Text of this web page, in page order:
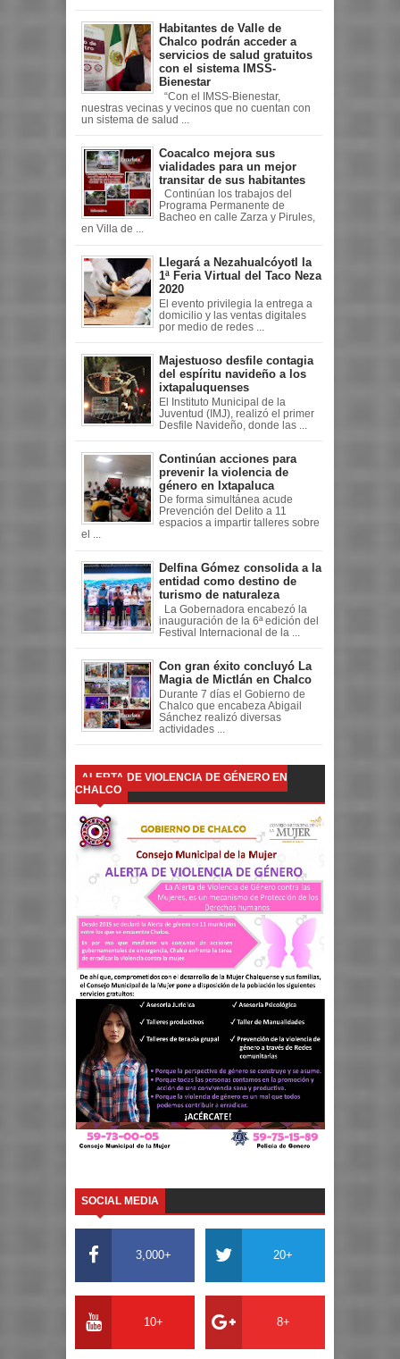
Habitantes de Valle de
Chalco podrán acceder a
servicios de salud gratuitos
con el sistema IMSS-
Bienestar
“Con el IMSS-Bienestar,
nuestras vecinas y vecinos que no cuentan con
un sistema de salud ...
Coacalco mejora sus
vialidades para un mejor
transitar de sus habitantes
Continúan los trabajos del
Programa Permanente de
Bacheo en calle Zarza y Pirules,
en Villa de ...
Llegará a Nezahualcóyotl la
1ª Feria Virtual del Taco Neza
2020
El evento privilegia la entrega a
domicilio y las ventas digitales
por medio de redes ...
Majestuoso desfile contagia
del espíritu navideño a los
ixtapaluquenses
El Instituto Municipal de la
Juventud (IMJ), realizó el primer
Desfile Navideño, donde las ...
Continúan acciones para
prevenir la violencia de
género en Ixtapaluca
De forma simultánea acude
Prevención del Delito a 11
espacios a impartir talleres sobre
el ...
Delfina Gómez consolida a la
entidad como destino de
turismo de naturaleza
La Gobernadora encabezó la
inauguración de la 6ª edición del
Festival Internacional de la ...
Con gran éxito concluyó La
Magia de Mictlán en Chalco
Durante 7 días el Gobierno de
Chalco que encabeza Abigail
Sánchez realizó diversas
actividades ...
ALERTA DE VIOLENCIA DE GÉNERO EN
CHALCO
SOCIAL MEDIA
3,000+ 20+
10+ 8+